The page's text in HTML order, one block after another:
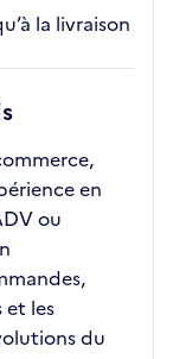
la livraison
en
ou
et les
du